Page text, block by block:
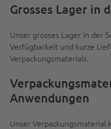
Grosses Lager in
Unser grosses Lager in der
Verfügbarkeit und kurze
Verpackungsmaterials.
Anwendungen
Unser